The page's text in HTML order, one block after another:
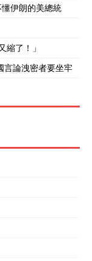
伊朗的美總統
縮了！」
言論洩密者要坐牢